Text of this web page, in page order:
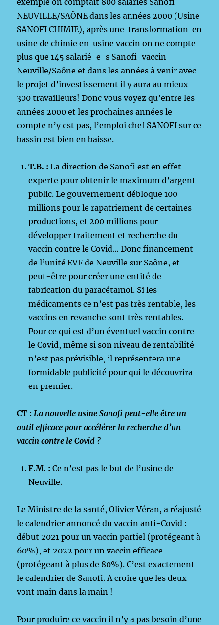
exemple on comptait 800 salariés Sanofi
NEUVILLE/SAÔNE dans les années 2000 (Usine
SANOFI CHIMIE), après une transformation en
usine de chimie en usine vaccin on ne compte
plus que 145 salarié-e-s Sanofi-vaccin-
Neuville/Saône et dans les années à venir avec
le projet d’investissement il y aura au mieux
300 travailleurs! Donc vous voyez qu’entre les
années 2000 et les prochaines années le
compte n’y est pas, l’emploi chef SANOFI sur ce
bassin est bien en baisse.
T.B. : La direction de Sanofi est en effet
experte pour obtenir le maximum d’argent
public. Le gouvernement débloque 100
millions pour le rapatriement de certaines
productions, et 200 millions pour
développer traitement et recherche du
vaccin contre le Covid… Donc financement
de l’unité EVF de Neuville sur Saône, et
peut-être pour créer une entité de
fabrication du paracétamol. Si les
médicaments ce n’est pas très rentable, les
vaccins en revanche sont très rentables.
Pour ce qui est d’un éventuel vaccin contre
le Covid, même si son niveau de rentabilité
n’est pas prévisible, il représentera une
formidable publicité pour qui le découvrira
en premier.
CT : La nouvelle usine Sanofi peut-elle être un
outil efficace pour accélérer la recherche d’un
vaccin contre le Covid ?
F.M. : Ce n’est pas le but de l’usine de
Neuville.
Le Ministre de la santé, Olivier Véran, a réajusté
le calendrier annoncé du vaccin anti-Covid :
début 2021 pour un vaccin partiel (protégeant à
60%), et 2022 pour un vaccin efficace
(protégeant à plus de 80%). C’est exactement
le calendrier de Sanofi. A croire que les deux
vont main dans la main !
Pour produire ce vaccin il n’y a pas besoin d’une